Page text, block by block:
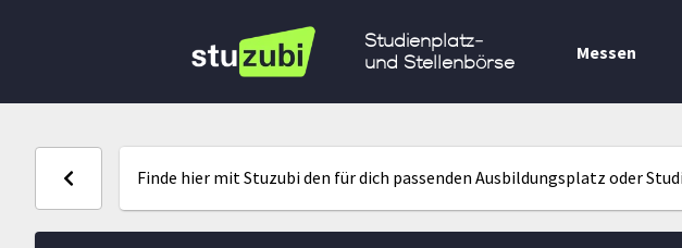
Studienplatz-
und Stellenbörse
Messen
Finde hier mit Stuzubi den für dich passenden Ausbildungsplatz oder